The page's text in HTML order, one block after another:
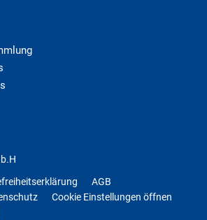
AGB
Cookie Einstellungen öffnen